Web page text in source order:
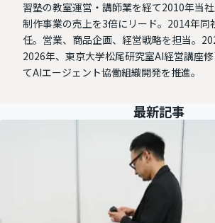
習塾の教室運営・講師業を経て2010年当
制作事業の売上を3倍にリード。2014年同
任。営業、商品企画、経営戦略を担当。
2026年、東京大学松尾研究室AI経営講座
てAIエージェント協働組織開発を推進。
最新記事